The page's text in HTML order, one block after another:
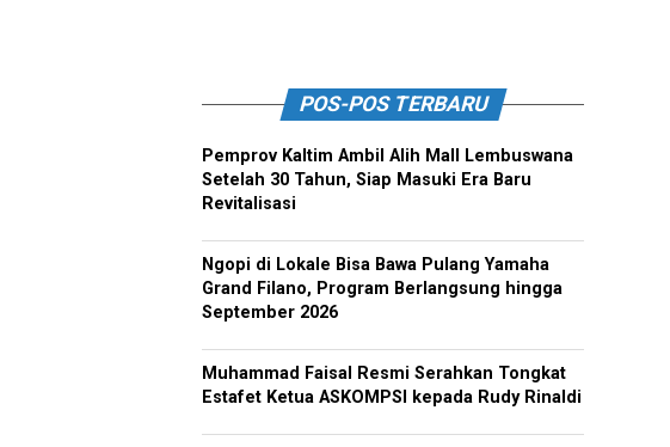
POS-POS TERBARU
Pemprov Kaltim Ambil Alih Mall Lembuswana
Setelah 30 Tahun, Siap Masuki Era Baru
Revitalisasi
Ngopi di Lokale Bisa Bawa Pulang Yamaha
Grand Filano, Program Berlangsung hingga
September 2026
Muhammad Faisal Resmi Serahkan Tongkat
Estafet Ketua ASKOMPSI kepada Rudy Rinaldi